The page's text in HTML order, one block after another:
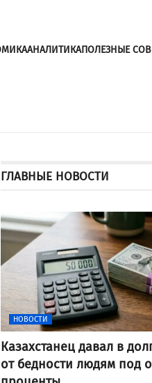
АНАЛИТИКАПОЛЕЗНЫЕ
ГЛАВНЫЕ НОВОСТИ
НОВОСТИ
Казахстанец давал в
от бедности людям под